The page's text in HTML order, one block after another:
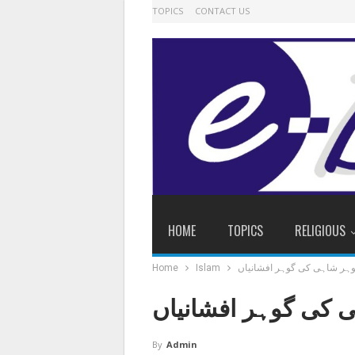
TOPICS CONTACT US
HOME TOPICS RELIGIOUS
Home Islam شاہی کی گوہر افشانیاں
کی گوہر افشانیاں
By Admin